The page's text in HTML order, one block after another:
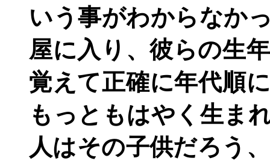
いう事がわからなか
屋に入り、彼らの生
覚えて正確に年代順
もっともはやく生ま
人はその子供だろう